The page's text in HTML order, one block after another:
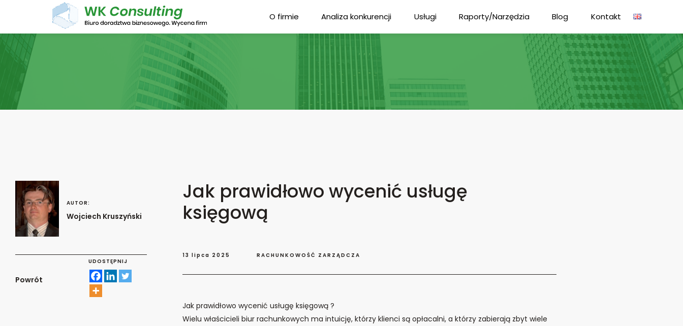
O firmie Analiza konkurencji Usługi Raporty/Narzędzia Blog Kontakt
AUTOR:
Wojciech Kruszyński
Powrót
UDOSTĘPNIJ
Jak prawidłowo wycenić usługę
księgową
13 lipca 2025 RACHUNKOWOŚĆ ZARZĄDCZA
Jak prawidłowo wycenić usługę księgową ?
Wielu właścicieli biur rachunkowych ma intuicję, którzy klienci są opłacalni, a którzy zabierają zbyt wiele